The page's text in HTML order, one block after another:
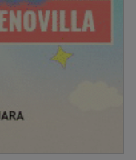
de
de los